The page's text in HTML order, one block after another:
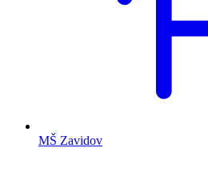
MŠ Zavidov